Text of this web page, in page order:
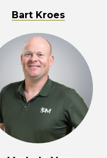
Bart Kroes